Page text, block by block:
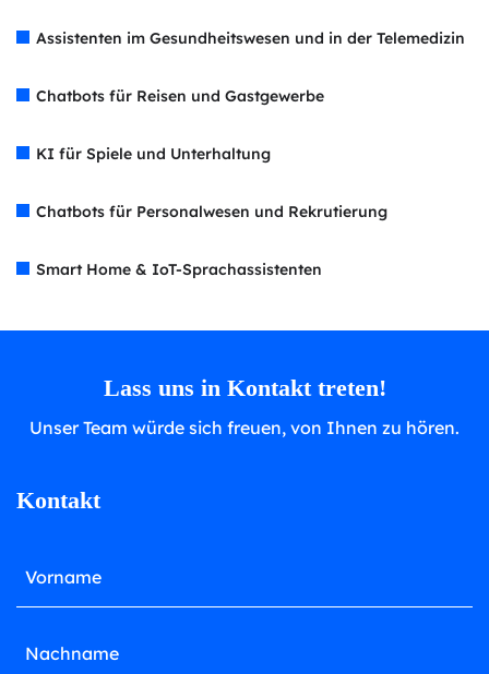
Assistenten im Gesundheitswesen und in der Telemedizin
Chatbots für Reisen und Gastgewerbe
KI für Spiele und Unterhaltung
Chatbots für Personalwesen und Rekrutierung
Smart Home & IoT-Sprachassistenten
Lass uns in Kontakt treten!
Unser Team würde sich freuen, von Ihnen zu hören.
Kontakt